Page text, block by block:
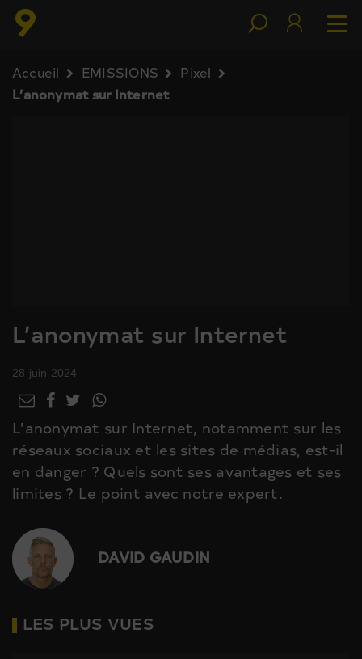
Accueil EMISSIONS
Pixel
L’anonymat sur Internet
L’anonymat sur Internet
28 juin 2024
L’anonymat sur Internet, notamment sur les
réseaux sociaux et les sites de médias, est-il
en danger ? Quels sont ses avantages et ses
limites ? Le point avec notre expert.
DAVID GAUDIN
LES PLUS VUES